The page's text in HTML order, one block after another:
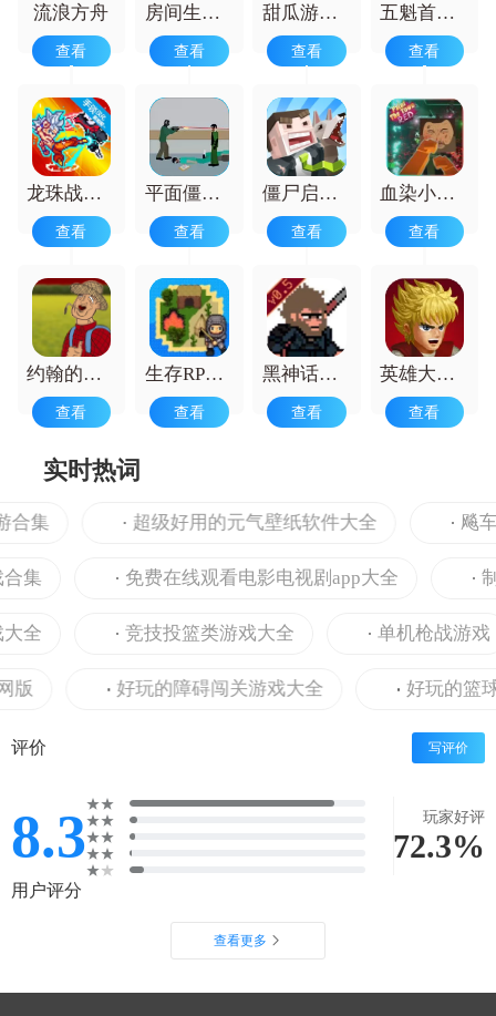
面中体验丰富玩法，锻炼思维与操作能
力，获得不同的游戏乐趣，满足多元游戏
需求。
流浪方舟
查看
房间生存游戏
查看
甜瓜游乐场28.5.3国际服(MelonSandbox)
查看
五魁首我的留学生活
查看
龙珠战士超神之战
查看
平面僵尸射击
查看
僵尸启示录和生存中文版
查看
血染小镇安卓版
查看
约翰的农场正版
查看
生存RPG开放世界
查看
黑神话像素版
查看
英雄大作战x正版
查看
实时热词
集 超级好用的元气壁纸软件大全 飚车
免费在线观看电影电视剧app大全 制
竞技投篮类游戏大全 单机枪战游戏
好玩的障碍闯关游戏大全 好玩的篮球
评价 写评价
8.3 玩家好评
72.3%
用户评分
查看更多